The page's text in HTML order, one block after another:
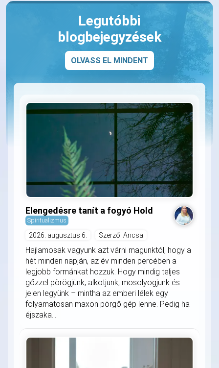
Legutóbbi
blogbejegyzések
OLVASS EL MINDENT
Elengedésre tanít a fogyó Hold
Spiritualizmus
2026. augusztus 6. Szerző: Ancsa
Hajlamosak vagyunk azt várni magunktól, hogy a
hét minden napján, az év minden percében a
legjobb formánkat hozzuk. Hogy mindig teljes
gőzzel pörögjünk, alkotjunk, mosolyogjunk és
jelen legyünk – mintha az emberi lélek egy
folyamatosan maxon pörgő gép lenne. Pedig ha
éjszaka...